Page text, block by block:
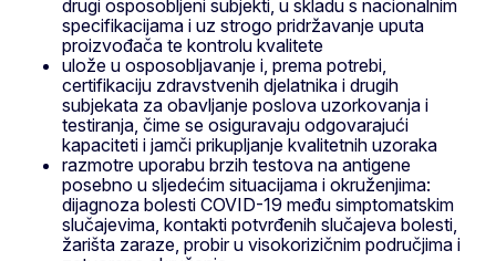
drugi osposobljeni subjekti, u skladu s nacionalnim
specifikacijama i uz strogo pridržavanje uputa
proizvođača te kontrolu kvalitete
ulože u osposobljavanje i, prema potrebi,
certifikaciju zdravstvenih djelatnika i drugih
subjekata za obavljanje poslova uzorkovanja i
testiranja, čime se osiguravaju odgovarajući
kapaciteti i jamči prikupljanje kvalitetnih uzoraka
razmotre uporabu brzih testova na antigene
posebno u sljedećim situacijama i okruženjima:
dijagnoza bolesti COVID-19 među simptomatskim
slučajevima, kontakti potvrđenih slučajeva bolesti,
žarišta zaraze, probir u visokorizičnim područjima i